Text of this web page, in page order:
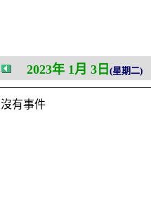
2023年 1月 3日 (星期二)
沒有事件